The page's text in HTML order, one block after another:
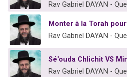
Rav Gabriel DAYAN -
Monter à la Torah
Rav Gabriel DAYAN -
Sé'ouda Chlichit VS
Rav Gabriel DAYAN -